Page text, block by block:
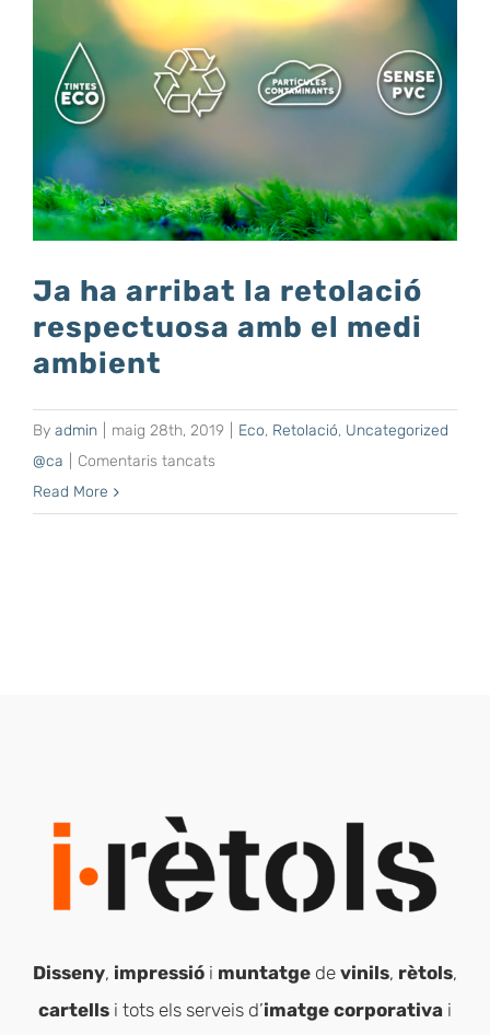
Ja ha arribat la retolació
respectuosa amb el medi
ambient
By admin maig 28th, 2019 Eco, Retolació, Uncategorized
@ca
Comentaris tancats
Read More
Disseny, impressió i muntatge de vinils, rètols,
cartells i tots els serveis d’imatge corporativa i